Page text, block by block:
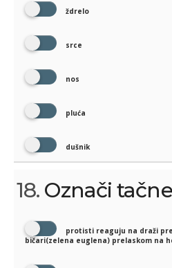
ždrelo
srce
nos
pluća
dušnik
18. Označi
protisti reaguju na draži
bičari(zelena euglena) prelaskom na